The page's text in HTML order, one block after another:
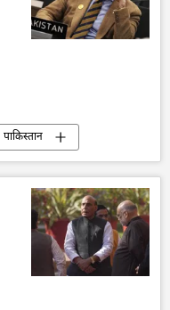
पाकिस्तान